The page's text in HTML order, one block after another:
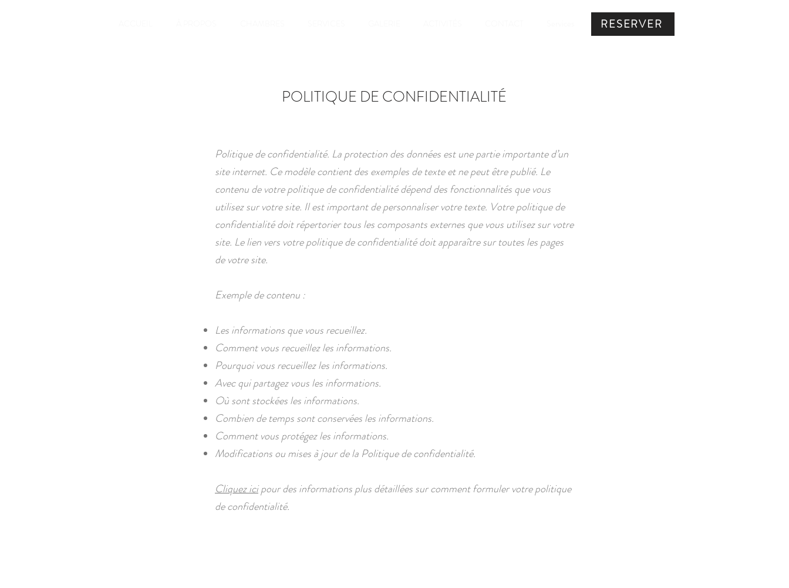
RESERVER
POLITIQUE DE CONFIDENTIALITÉ
Politique de confidentialité. La protection des données est une partie importante d’un
site internet. Ce modèle contient des exemples de texte et ne peut être publié. Le
contenu de votre politique de confidentialité dépend des fonctionnalités que vous
utilisez sur votre site. Il est important de personnaliser votre texte. Votre politique de
confidentialité doit répertorier tous les composants externes que vous utilisez sur votre
site. Le lien vers votre politique de confidentialité doit apparaître sur toutes les pages
de votre site.
Exemple de contenu :
Les informations que vous recueillez.
Comment vous recueillez les informations.
Pourquoi vous recueillez les informations.
Avec qui partagez vous les informations.
Où sont stockées les informations.
Combien de temps sont conservées les informations.
Comment vous protégez les informations.
Modifications ou mises à jour de la Politique de confidentialité.
Cliquez icipour des informations plus détaillées sur comment formuler votre politique
de confidentialité.